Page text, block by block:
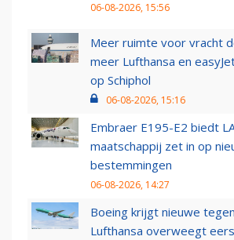
06-08-2026, 15:56
Meer ruimte voor vracht
meer Lufthansa en
op Schiphol
06-08-2026, 15:16
Embraer E195-E2 biedt
maatschappij zet in op
bestemmingen
06-08-2026, 14:27
Boeing krijgt nieuwe
Lufthansa overweegt